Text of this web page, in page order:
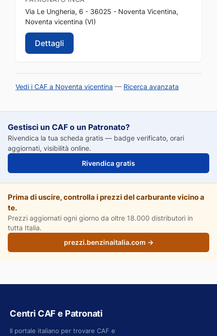
Via Le Ungheria, 6 - 36025 - Noventa Vicentina,
Noventa vicentina (VI)
Dettagli
Vedi i CAF a Noventa vicentina — Ricerca avanzata
Gestisci un CAF o un Patronato?
Rivendica la tua scheda gratis — badge verificato, orari
aggiornati, visibilità online.
Rivendica gratis
Prima di uscire, controlla i prezzi del carburante vicino a
te.
Prezzi aggiornati ogni giorno da oltre 18.000 distributori in
tutta Italia.
prezzi.benzinaitalia.com →
Centri CAF e Patronati
Il portale italiano per trovare CAF e